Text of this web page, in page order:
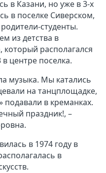
в Казани, но уже в 3-х
в поселке Сиверском,
студенты.
из детства в
располагался
центре поселка.
музыка. Мы катались
на танцплощадке,
в креманках.
праздник!, –
в 1974 году в
в